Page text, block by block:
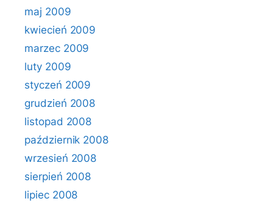
maj 2009
kwiecień 2009
marzec 2009
luty 2009
styczeń 2009
grudzień 2008
listopad 2008
październik 2008
wrzesień 2008
sierpień 2008
lipiec 2008